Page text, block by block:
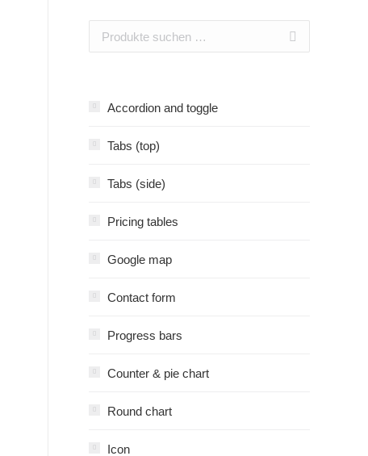
Accordion and toggle
Tabs (top)
Tabs (side)
Pricing tables
Google map
Contact form
Progress bars
Counter & pie chart
Round chart
Icon